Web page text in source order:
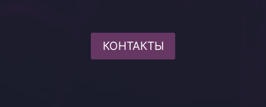
КОНТАКТЫ